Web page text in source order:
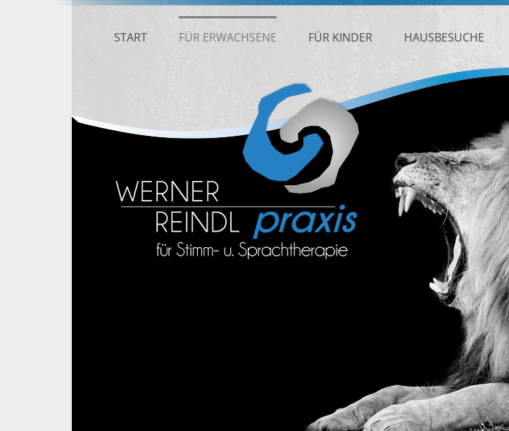
START FÜR ERWACHSENE FÜR KINDER HAUSBESUCHE